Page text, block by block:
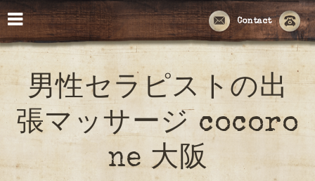
Contact
男性セラピストの出
張マッサージ cocoro
ne 大阪